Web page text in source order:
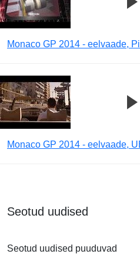
Monaco GP 2014 - eelvaade,
Monaco GP 2014 - eelvaade,
Seotud uudised
Seotud uudised puuduvad